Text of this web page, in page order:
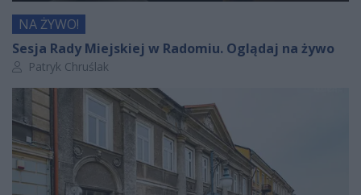
NA ŻYWO!
Sesja Rady Miejskiej w Radomiu. Oglądaj na żywo
Autor artykułu:
Patryk Chruślak